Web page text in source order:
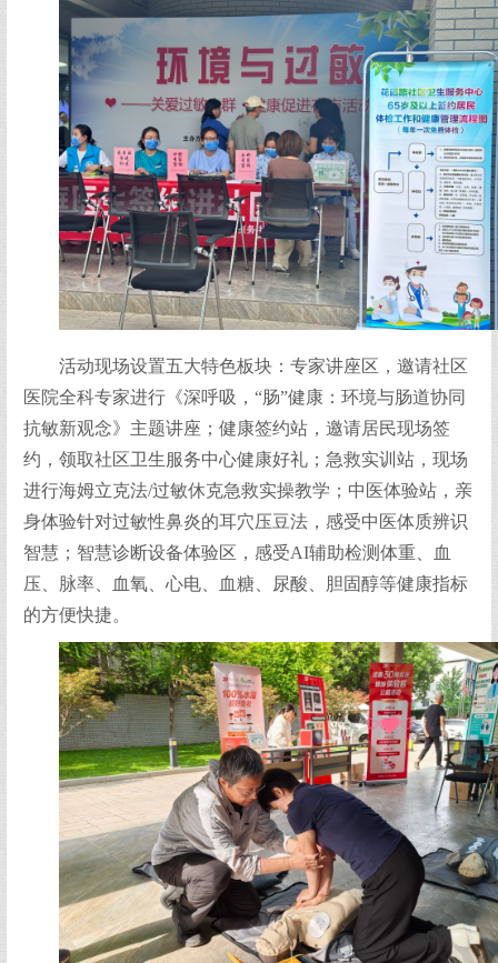
活动现场设置五大特色板块：专家讲座区，邀请社区
医院全科专家进行《深呼吸，“肠”健康：环境与肠道协同
抗敏新观念》主题讲座；健康签约站，邀请居民现场签
约，领取社区卫生服务中心健康好礼；急救实训站，现场
进行海姆立克法/过敏休克急救实操教学；中医体验站，亲
身体验针对过敏性鼻炎的耳穴压豆法，感受中医体质辨识
智慧；智慧诊断设备体验区，感受AI辅助检测体重、血
压、脉率、血氧、心电、血糖、尿酸、胆固醇等健康指标
的方便快捷。